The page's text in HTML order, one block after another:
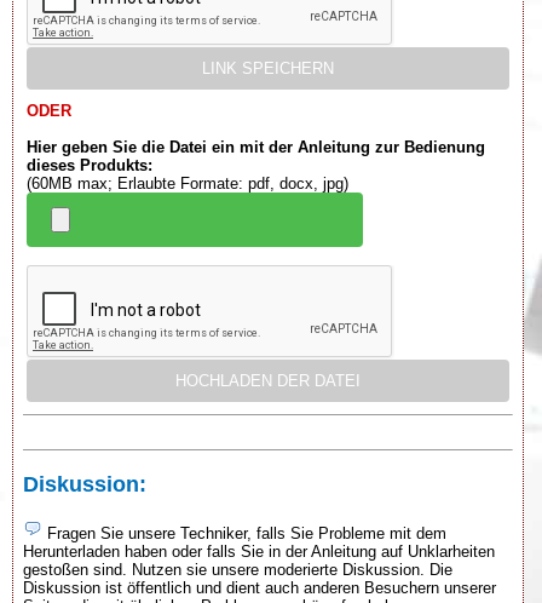
ODER
Hier geben Sie die Datei ein mit der Anleitung zur Bedienung
dieses Produkts:
(60MB max; Erlaubte Formate: pdf, docx, jpg)
Diskussion:
Fragen Sie unsere Techniker, falls Sie Probleme mit dem
Herunterladen haben oder falls Sie in der Anleitung auf Unklarheiten
gestoßen sind. Nutzen sie unsere moderierte Diskussion. Die
Diskussion ist öffentlich und dient auch anderen Besuchern unserer